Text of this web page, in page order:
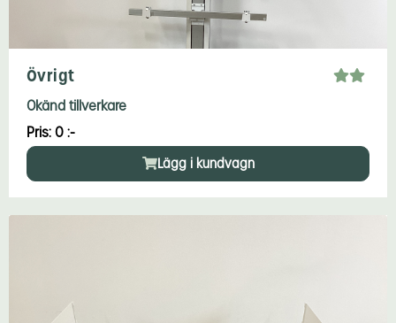
Övrigt
Okänd tillverkare
Pris: 0 :-
Lägg i kundvagn